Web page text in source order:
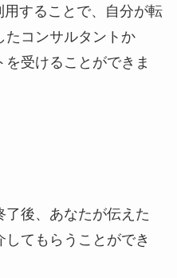
することで、自分が転
たコンサルタントか
受けることができま
後、あなたが伝えた
てもらうことができ